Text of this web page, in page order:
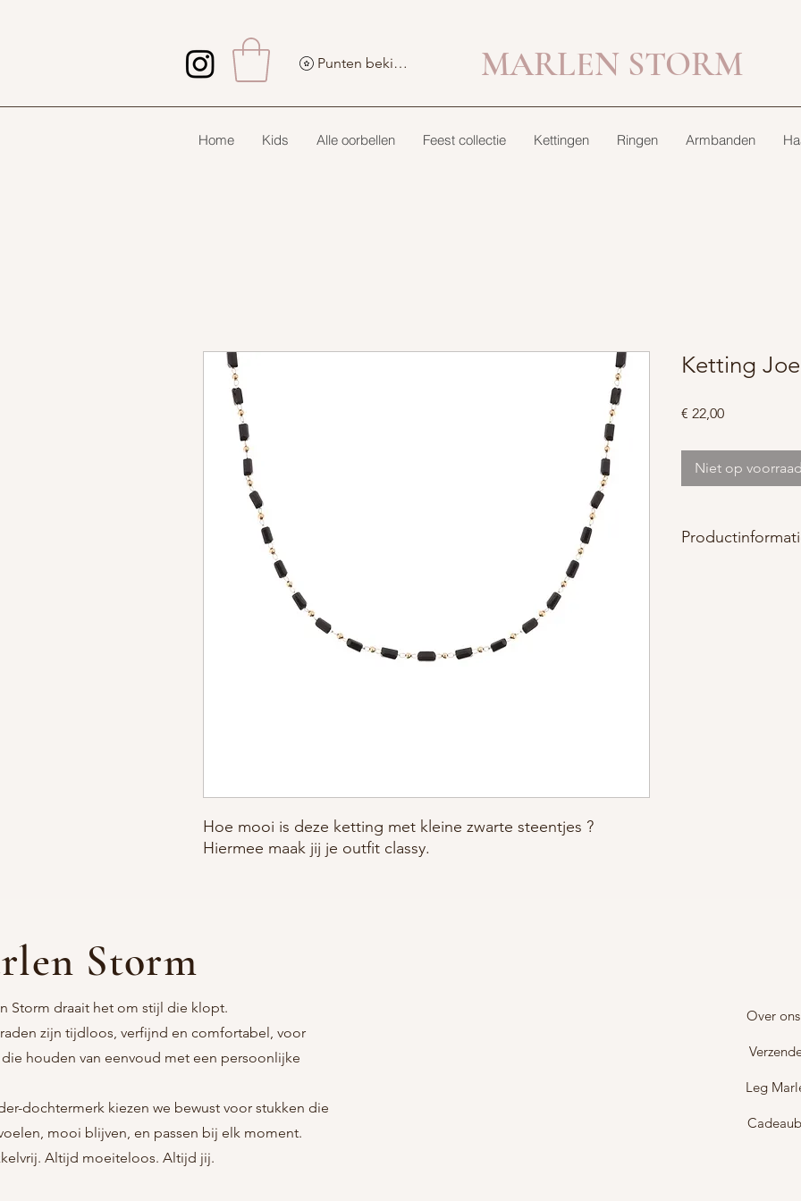
MARLEN STORM
Home Kids Alle oorbellen Feest collectie Kettingen Ringen Armbanden
Punten bekijken
Hoe mooi is deze ketting met kleine zwarte steentjes ?
Hiermee maak jij je outfit classy.
Ketting Joe
€ 22,00Prijs
Niet op voorraad
Storm
Storm draait het om stijl die klopt.
zijn tijdloos, verfijnd en comfortabel, voor
houden van eenvoud met een persoonlijke
dochtermerk kiezen we bewust voor stukken die
mooi blijven, en passen bij elk moment.
Altijd moeiteloos. Altijd jij.
Over ons
Leg